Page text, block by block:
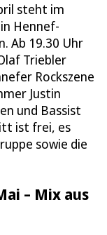
steht im
Hennef-
Ab 19.30 Uhr
Triebler
Rockszene
Justin
und Bassist
ist frei, es
sowie die
– Mix aus